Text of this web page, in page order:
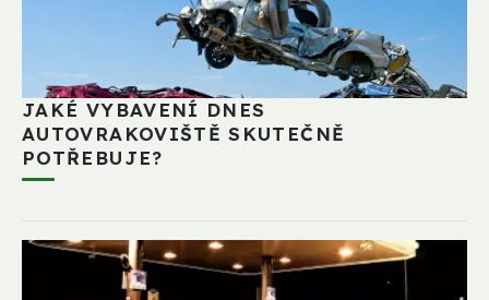
JAKÉ VYBAVENÍ DNES
AUTOVRAKOVIŠTĚ SKUTEČNĚ
POTŘEBUJE?